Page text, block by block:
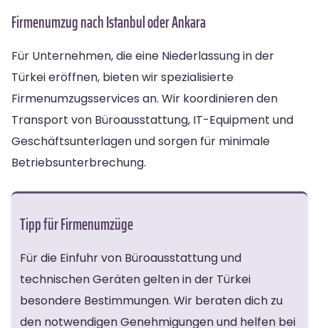
Firmenumzug nach Istanbul oder Ankara
Für Unternehmen, die eine Niederlassung in der
Türkei eröffnen, bieten wir spezialisierte
Firmenumzugsservices an. Wir koordinieren den
Transport von Büroausstattung, IT-Equipment und
Geschäftsunterlagen und sorgen für minimale
Betriebsunterbrechung.
Tipp für Firmenumzüge
Für die Einfuhr von Büroausstattung und
technischen Geräten gelten in der Türkei
besondere Bestimmungen. Wir beraten dich zu
den notwendigen Genehmigungen und helfen bei